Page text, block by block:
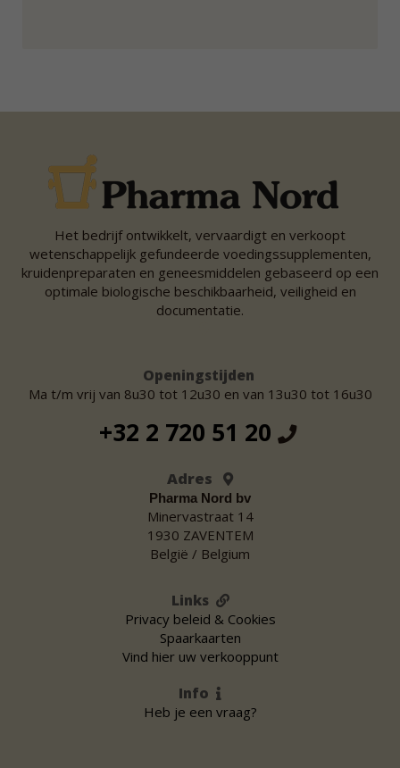
Het bedrijf ontwikkelt, vervaardigt en verkoopt
wetenschappelijk gefundeerde voedingssupplementen,
kruidenpreparaten en geneesmiddelen gebaseerd op een
optimale biologische beschikbaarheid, veiligheid en
documentatie.
Openingstijden
Ma t/m vrij van 8u30 tot 12u30 en van 13u30 tot 16u30
+32 2 720 51 20
Adres
Pharma Nord bv
Minervastraat 14
1930 ZAVENTEM
België / Belgium
Links
Privacy beleid & Cookies
Spaarkaarten
Vind hier uw verkooppunt
Info
Heb je een vraag?